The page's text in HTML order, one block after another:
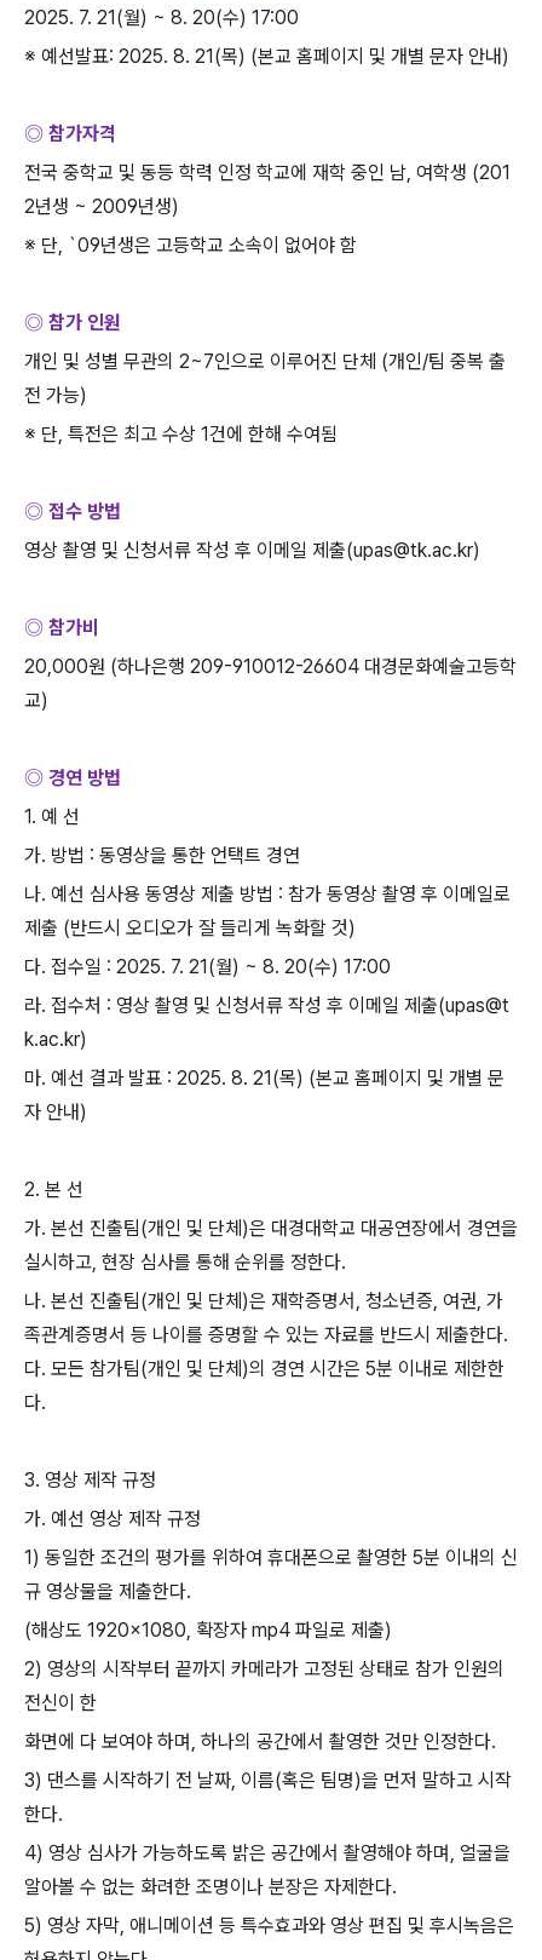
2025. 7. 21(월) ~ 8. 20(수) 17:00
※ 예선발표: 2025. 8. 21(목) (본교 홈페이지 및 개별 문자 안내)
◎ 참가자격
전국 중학교 및 동등 학력 인정 학교에 재학 중인 남, 여학생 (201
2년생 ~ 2009년생)
※ 단, `09년생은 고등학교 소속이 없어야 함
◎ 참가 인원
개인 및 성별 무관의 2~7인으로 이루어진 단체 (개인/팀 중복 출
전 가능)
※ 단, 특전은 최고 수상 1건에 한해 수여됨
◎ 접수 방법
영상 촬영 및 신청서류 작성 후 이메일 제출(upas@tk.ac.kr)
◎ 참가비
20,000원 (하나은행 209-910012-26604 대경문화예술고등학
교)
◎ 경연 방법
1. 예 선
가. 방법 : 동영상을 통한 언택트 경연
나. 예선 심사용 동영상 제출 방법 : 참가 동영상 촬영 후 이메일로
제출 (반드시 오디오가 잘 들리게 녹화할 것)
다. 접수일 : 2025. 7. 21(월) ~ 8. 20(수) 17:00
라. 접수처 : 영상 촬영 및 신청서류 작성 후 이메일 제출(upas@t
k.ac.kr)
마. 예선 결과 발표 : 2025. 8. 21(목) (본교 홈페이지 및 개별 문
자 안내)
2. 본 선
가. 본선 진출팀(개인 및 단체 )은 대경대학교 대공연장에서 경연을
실시하고, 현장 심사를 통해 순위를 정한다.
나. 본선 진출팀(개인 및 단체 )은 재학증명서, 청소년증, 여권, 가
족관계증명서 등 나이를 증명할 수 있는 자료를 반드시 제출한다.
다. 모든 참가팀(개인 및 단체 )의 경연 시간은 5분 이내로 제한한
다.
3. 영상 제작 규정
가. 예선 영상 제작 규정
1) 동일한 조건의 평가를 위하여 휴대폰으로 촬영한 5분 이내의 신
규 영상물을 제출한다.
(해상도 1920×1080, 확장자 mp4 파일로 제출)
2) 영상의 시작부터 끝까지 카메라가 고정된 상태로 참가 인원의
전신이 한
화면에 다 보여야 하며, 하나의 공간에서 촬영한 것만 인정한다.
3) 댄스를 시작하기 전 날짜, 이름(혹은 팀명)을 먼저 말하고 시작
한다.
4) 영상 심사가 가능하도록 밝은 공간에서 촬영해야 하며, 얼굴을
알아볼 수 없는 화려한 조명이나 분장은 자제한다.
5) 영상 자막, 애니메이션 등 특수효과와 영상 편집 및 후시녹음은